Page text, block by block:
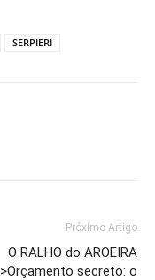
SERPIERI
Próximo Artigo
O RALHO do AROEIRA
>Orçamento secreto: o